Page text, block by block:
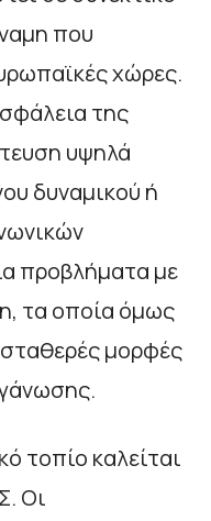
που
χώρες.
της
υψηλά
δυναμικού ή
προβλήματα με
τα οποία όμως
μορφές
τοπίο καλείται
Οι